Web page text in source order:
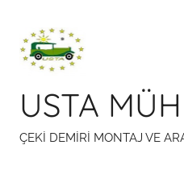
USTA
ÇEKİ DEMİRİ MONTAJ VE